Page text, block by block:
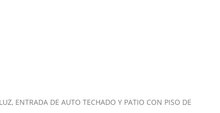
ENTRADA DE AUTO TECHADO Y PATIO CON PISO DE